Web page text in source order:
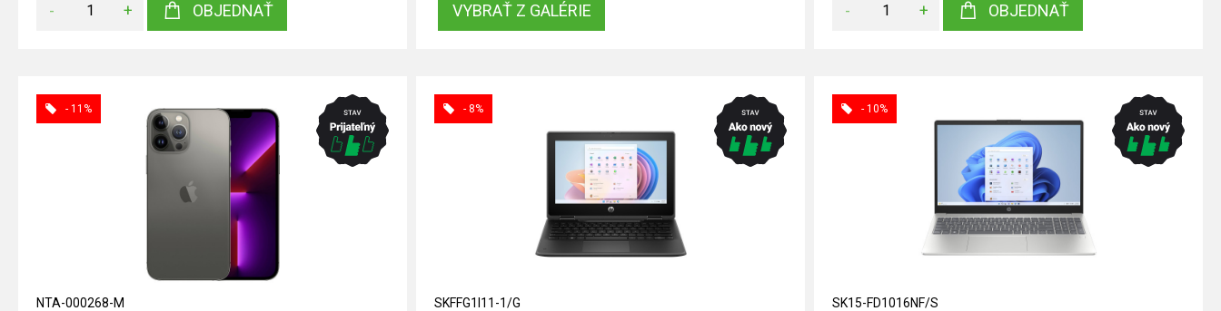
- + OBJEDNAŤ VYBRAŤ Z GALÉRIE - + OBJEDNAŤ
- 11%
NTA-000268-M
- 8%
SKFFG1I11-1/G
- 10%
SK15-FD1016NF/S